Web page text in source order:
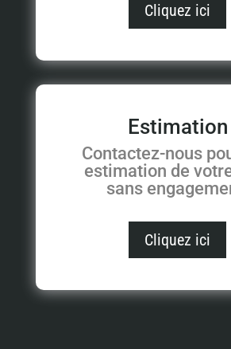
Cliquez ici
Estimation
Contactez-nous
estimation de
sans
Cliquez ici